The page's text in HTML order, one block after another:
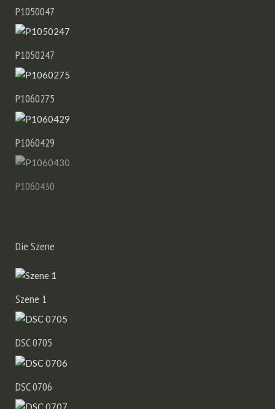
P1050047
P1050247
P1060275
P1060429
P1060430
Die Szene
Szene 1
DSC 0705
DSC 0706